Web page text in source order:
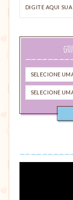
aqui
Selecione
uma
cidade
Selecione
uma